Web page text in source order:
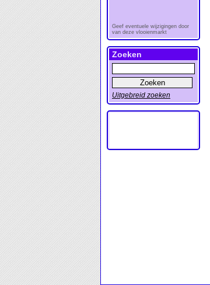
Geef eventuele wijzigingen door
van deze vlooienmarkt
Zoeken
Uitgebreid zoeken